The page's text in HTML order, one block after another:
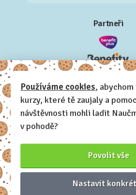
Partneři
Naučmese, 2012-
Používáme cookies,
kurzy, které tě zaujaly a
návštěvnosti mohli ladit
v pohodě?
Povolit vše
Nastavit